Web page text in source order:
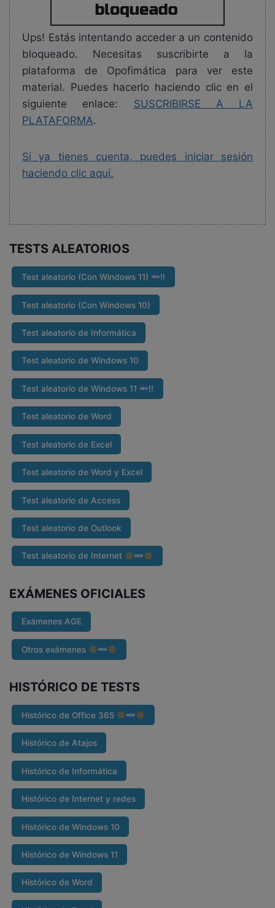
Ups! Estás intentando acceder a un contenido
bloqueado. Necesitas suscribirte a la
plataforma de Opofimática para ver este
material. Puedes hacerlo haciendo clic en el
siguiente enlace: SUSCRIBIRSE A LA
PLATAFORMA.
Si ya tienes cuenta, puedes iniciar sesión
haciendo clic aquí.
TESTS ALEATORIOS
Test aleatorio (Con Windows 11) ‼
Test aleatorio (Con Windows 10)
Test aleatorio de Informática
Test aleatorio de Windows 10
Test aleatorio de Windows 11 ‼
Test aleatorio de Word
Test aleatorio de Excel
Test aleatorio de Word y Excel
Test aleatorio de Access
Test aleatorio de Outlook
Test aleatorio de Internet
EXÁMENES OFICIALES
Exámenes AGE
Otros exámenes
HISTÓRICO DE TESTS
Histórico de Office 365
Histórico de Atajos
Histórico de Informática
Histórico de Internet y redes
Histórico de Windows 10
Histórico de Windows 11
Histórico de Word